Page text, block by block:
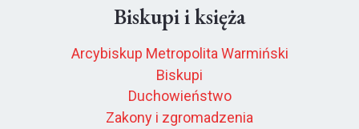
Biskupi i księża
Arcybiskup Metropolita Warmiński
Biskupi
Duchowieństwo
Zakony i zgromadzenia